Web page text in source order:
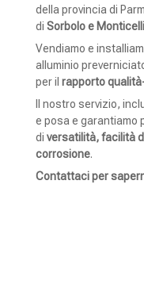
della provincia di
di Sorbolo e
Vendiamo e
alluminio
per il rapporto
Il nostro servizio,
e posa e garantiamo
di versatilità, facilità
corrosione.
Contattaci per